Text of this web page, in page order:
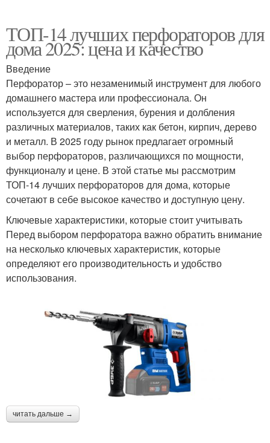
ТОП-14 лучших перфораторов для
дома 2025: цена и качество
Введение
Перфоратор – это незаменимый инструмент для любого
домашнего мастера или профессионала. Он
используется для сверления, бурения и долбления
различных материалов, таких как бетон, кирпич, дерево
и металл. В 2025 году рынок предлагает огромный
выбор перфораторов, различающихся по мощности,
функционалу и цене. В этой статье мы рассмотрим
ТОП-14 лучших перфораторов для дома, которые
сочетают в себе высокое качество и доступную цену.
Ключевые характеристики, которые стоит учитывать
Перед выбором перфоратора важно обратить внимание
на несколько ключевых характеристик, которые
определяют его производительность и удобство
использования.
читать дальше →